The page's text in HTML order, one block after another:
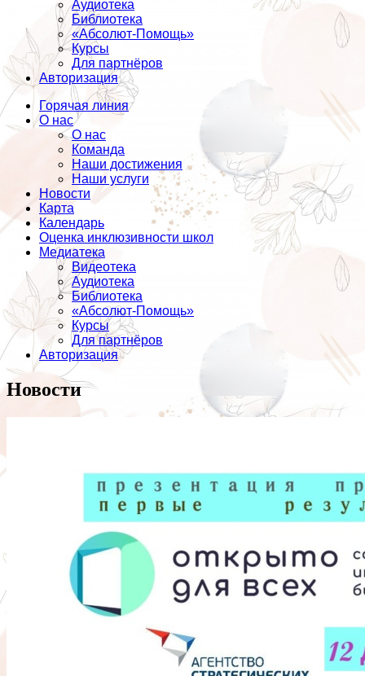
Аудиотека
Библиотека
«Абсолют-Помощь»
Курсы
Для партнёров
Авторизация
Горячая линия
О нас
О нас
Команда
Наши достижения
Наши услуги
Новости
Карта
Календарь
Оценка инклюзивности школ
Медиатека
Видеотека
Аудиотека
Библиотека
«Абсолют-Помощь»
Курсы
Для партнёров
Авторизация
Новости